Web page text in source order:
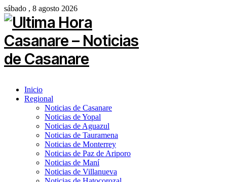
sábado , 8 agosto 2026
Inicio
Regional
Noticias de Casanare
Noticias de Yopal
Noticias de Aguazul
Noticias de Tauramena
Noticias de Monterrey
Noticias de Paz de Ariporo
Noticias de Maní
Noticias de Villanueva